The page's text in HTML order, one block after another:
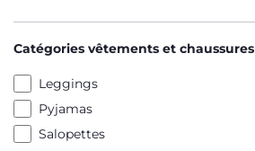
Catégories vêtements et chaussures
Leggings
Pyjamas
Salopettes